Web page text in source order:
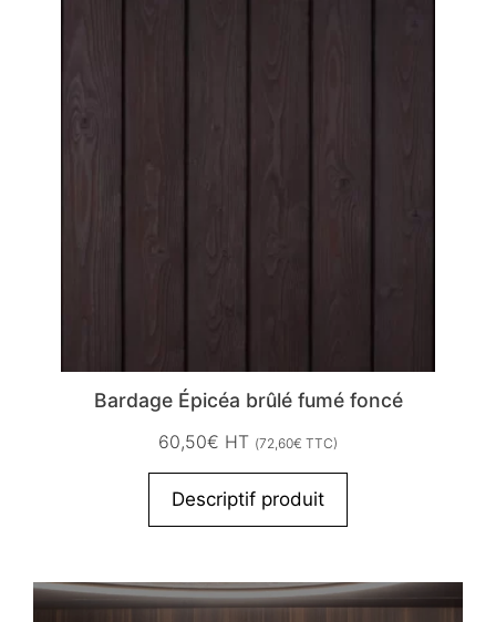
Bardage Épicéa brûlé fumé foncé
60,50€ HT (72,60€ TTC)
Descriptif produit